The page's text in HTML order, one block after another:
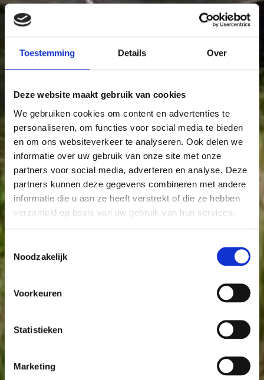
Toestemming Details Over
Deze website maakt gebruik van cookies
We gebruiken cookies om content en advertenties te
personaliseren, om functies voor social media te bieden
en om ons websiteverkeer te analyseren. Ook delen we
informatie over uw gebruik van onze site met onze
partners voor social media, adverteren en analyse. Deze
partners kunnen deze gegevens combineren met andere
informatie die u aan ze heeft verstrekt of die ze hebben
verzameld op basis van uw gebruik van hun services.
Noodzakelijk
Voorkeuren
Statistieken
Marketing